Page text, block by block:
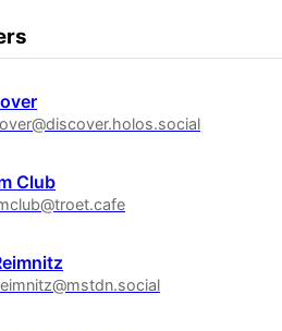
Club